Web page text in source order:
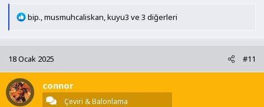
T
i
l
e
r
bip. musmuhcaliskan kuyu3 ve 3 diğerleri
18 Ocak 2025 #11
connor
Çeviri & Balonlama